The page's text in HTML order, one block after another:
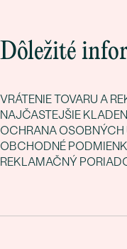
Dôležité
VRÁTENIE TOVARU A
NAJČASTEJŠIE
OCHRANA
OBCHODNÉ
REKLAMAČNÝ